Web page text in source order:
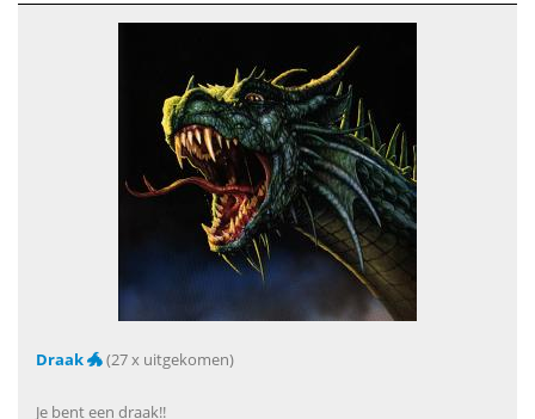
Draak 🐲(27 x uitgekomen)
Je bent een draak!!